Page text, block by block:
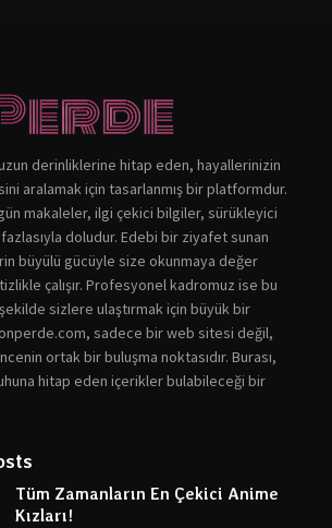
derinliklerine hitap eden, hayallerinizin
aralamak için tasarlanmış bir platformdur.
makaleler, ilgi çekici bilgiler, sürükleyici
doludur. Edebi bir ziyafet sunan
büyülü gücüyle size okunmaya değer
çalışır. Profesyonel kadromuz ise bu
sizlere ulaştırmak için büyük bir
sadece bir web sitesi değil,
ortak bir buluşma noktasıdır. Burası,
hitap eden içerikler bulabileceği bir
Tüm Zamanların En Çekici Anime
Kızları!